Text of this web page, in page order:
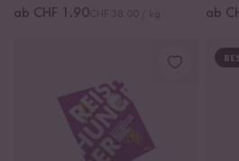
ab CHF 1.90 ab